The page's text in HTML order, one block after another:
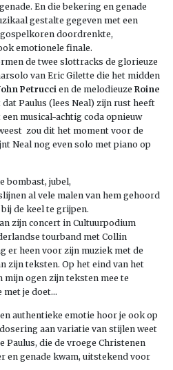
En die bekering en genade
gestalte gegeven met een
doordrenkte,
emotionele finale.
de twee slottracks de glorieuze
van Eric Gilette die het midden
Petrucci en de melodieuze Roine
dat Paulus (lees Neal) zijn rust heeft
musical-achtig coda opnieuw
zou dit het moment voor de
Neal nog even solo met piano op
bombast, jubel,
al vele malen van hem gehoord
de keel te grijpen.
zijn concert in Cultuurpodium
tourband met Collin
er heen voor zijn muziek met de
zijn teksten. Op het eind van het
ogen zijn teksten mee te
met je doet…
authentieke emotie hoor je ook op
aan variatie van stijlen weet
Paulus, die de vroege Christenen
en genade kwam, uitstekend voor